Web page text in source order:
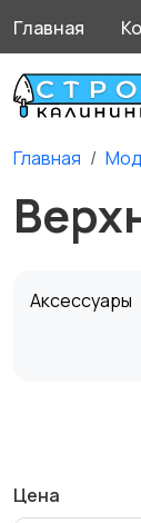
Главная
Главная
Аксессуары
Цена